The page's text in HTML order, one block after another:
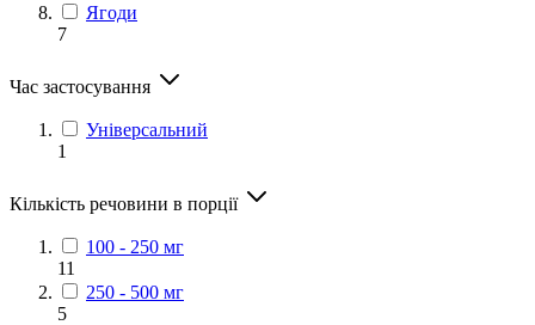
Ягоди
7
Час застосування
Універсальний
1
Кількість речовини в порції
100 - 250 мг
11
250 - 500 мг
5